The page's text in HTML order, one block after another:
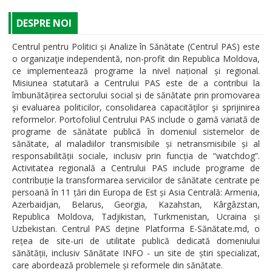
DESPRE NOI
Centrul pentru Politici și Analize în Sănătate (Centrul PAS) este
o organizaţie independentă, non-profit din Republica Moldova,
ce implementează programe la nivel național și regional.
Misiunea statutară a Centrului PAS este de a contribui la
îmbunătățirea sectorului social și de sănătate prin promovarea
şi evaluarea politicilor, consolidarea capacităţilor şi sprijinirea
reformelor. Portofoliul Centrului PAS include o gamă variată de
programe de sănătate publică în domeniul sistemelor de
sănătate, al maladiilor transmisibile și netransmisibile și al
responsabilității sociale, inclusiv prin funcția de “watchdog”.
Activitatea regională a Centrului PAS include programe de
contribuție la transformarea serviciilor de sănătate centrate pe
persoană în 11 țări din Europa de Est și Asia Centrală: Armenia,
Azerbaidjan, Belarus, Georgia, Kazahstan, Kârgâzstan,
Republica Moldova, Tadjikistan, Turkmenistan, Ucraina și
Uzbekistan. Centrul PAS deține Platforma E-Sănătate.md, o
rețea de site-uri de utilitate publică dedicată domeniului
sănătății, inclusiv Sănătate INFO - un site de știri specializat,
care abordează problemele și reformele din sănătate.